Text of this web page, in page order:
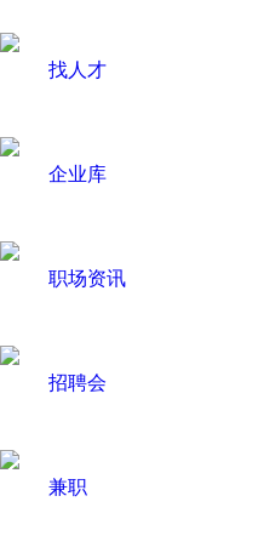
找人才
企业库
职场资讯
招聘会
兼职